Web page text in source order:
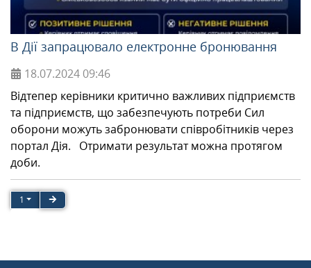
В Дії запрацювало електронне бронювання
18.07.2024 09:46
Відтепер керівники критично важливих підприємств
та підприємств, що забезпечують потреби Сил
оборони можуть забронювати співробітників через
портал Дія. Отримати результат можна протягом
доби.
1